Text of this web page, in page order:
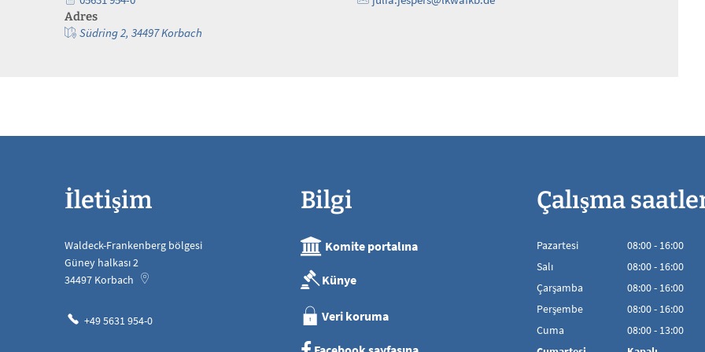
Adres
Südring 2, 34497 Korbach
İletişim
Waldeck-Frankenberg bölgesi
Güney halkası 2
34497 Korbach
+49 5631 954-0
Bilgi
Komite portalına
Künye
Veri koruma
Çalışma
Pazartesi 08:00- 16:00
08:00'den
Salı 08:00- 16:00
08:00'den
Çarşamba 08:00- 16:00
08:00'den
Perşembe 08:00- 16:00
08:00'den
Cuma 08:00- 13:00
08:00 - 13:00 arası